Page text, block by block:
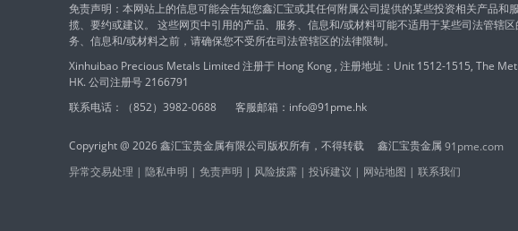
免责声明：本网站上的信息可能会告知您鑫汇宝或其任何附属公司提供的某些投资相关产品和
揽、要约或建议。 这些网页中引用的产品、服务、信息和/或材料可能不适用于某些司法管辖
务、信息和/或材料之前，请确保您不受所在司法管辖区的法律限制。
Xinhuibao Precious Metals Limited 注册于 Hong Kong , 注册地址：Unit 1512-1515, The
HK. 公司注册号 2166791
联系电话：（852）3982-0688 客服邮箱：info@91pme.hk
Copyright @ 2026 鑫汇宝贵金属有限公司版权所有，不得转载 鑫汇宝贵金属91pme.com
异常交易处理 | 隐私申明 | 免责声明 | 风险披露 | 投诉建议 | 网站地图 | 联系我们